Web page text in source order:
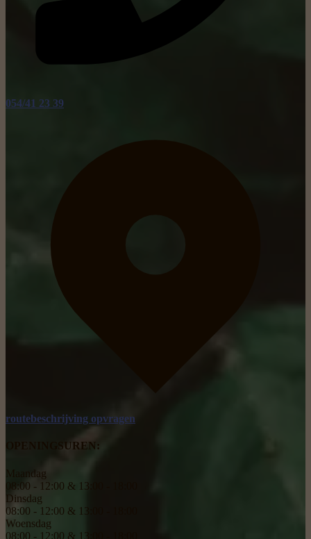
054/41 23 39
routebeschrijving opvragen
OPENINGSUREN:
Maandag
08:00 - 12:00 & 13:00 - 18:00
Dinsdag
08:00 - 12:00 & 13:00 - 18:00
Woensdag
08:00 - 12:00 & 13:00 - 18:00